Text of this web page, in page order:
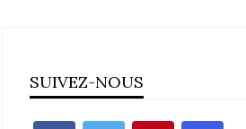
SUIVEZ-NOUS